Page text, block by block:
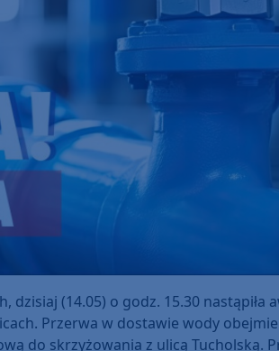
(14.05) o godz. 15.30 nastąpiła
Przerwa w dostawie wody
do skrzyżowania z ulicą Tucholską.